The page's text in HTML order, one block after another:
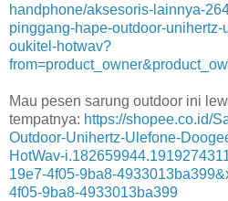
handphone/aksesoris-lainnya-
pinggang-hape-outdoor-
oukitel-hotwav?
Mau pesen sarung outdoor ini
tempatnya: https://shopee.co.id/
Outdoor-Unihertz-Ulefone-
HotWav-
19e7-4f05-9ba8-
4f05-9ba8-4933013ba399